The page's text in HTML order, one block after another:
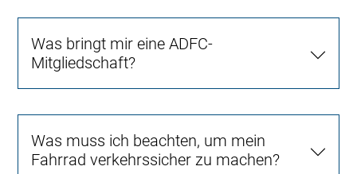
Was bringt mir eine ADFC-
Mitgliedschaft?
Was muss ich beachten, um mein
Fahrrad verkehrssicher zu machen?